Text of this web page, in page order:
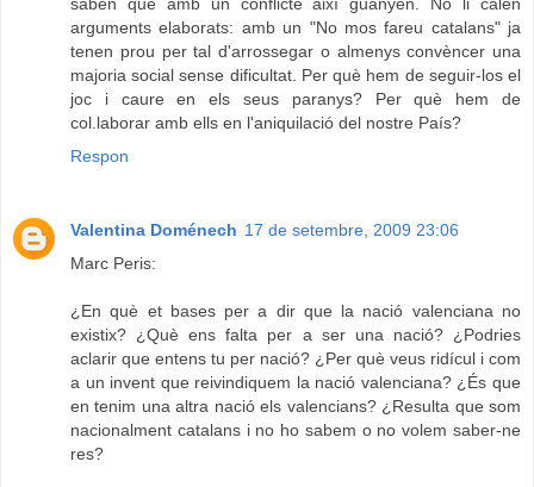
saben que amb un conflicte així guanyen. No li calen
arguments elaborats: amb un "No mos fareu catalans" ja
tenen prou per tal d'arrossegar o almenys convèncer una
majoria social sense dificultat. Per què hem de seguir-los el
joc i caure en els seus paranys? Per què hem de
col.laborar amb ells en l'aniquilació del nostre País?
Respon
Valentina Doménech 17 de setembre, 2009 23:06
Marc Peris:
¿En què et bases per a dir que la nació valenciana no
existix? ¿Què ens falta per a ser una nació? ¿Podries
aclarir que entens tu per nació? ¿Per què veus ridícul i com
a un invent que reivindiquem la nació valenciana? ¿És que
en tenim una altra nació els valencians? ¿Resulta que som
nacionalment catalans i no ho sabem o no volem saber-ne
res?